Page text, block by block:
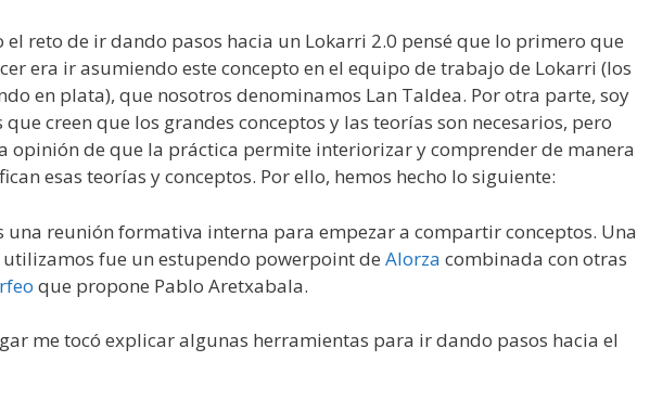
el reto de ir dando pasos hacia un Lokarri 2.0 pensé que lo primero que
era ir asumiendo este concepto en el equipo de trabajo de Lokarri (los
en plata), que nosotros denominamos Lan Taldea. Por otra parte, soy
que creen que los grandes conceptos y las teorías son necesarios, pero
opinión de que la práctica permite interiorizar y comprender de manera
esas teorías y conceptos. Por ello, hemos hecho lo siguiente:
una reunión formativa interna para empezar a compartir conceptos. Una
utilizamos fue un estupendo powerpoint de Alorza combinada con otras
que propone Pablo Aretxabala.
me tocó explicar algunas herramientas para ir dando pasos hacia el